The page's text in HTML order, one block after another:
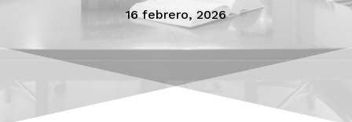
16 febrero, 2026